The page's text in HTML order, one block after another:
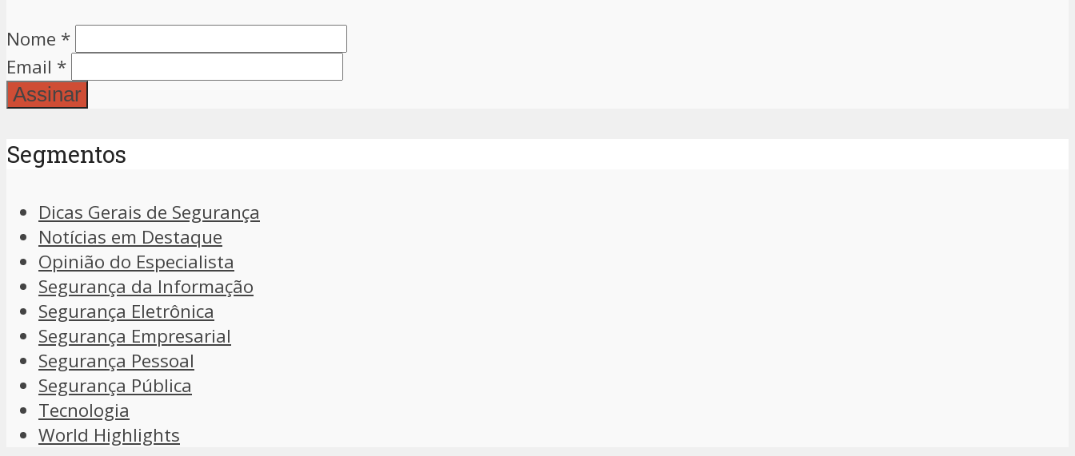
Nome *
Email *
Segmentos
Dicas Gerais de Segurança
Notícias em Destaque
Opinião do Especialista
Segurança da Informação
Segurança Eletrônica
Segurança Empresarial
Segurança Pessoal
Segurança Pública
Tecnologia
World Highlights